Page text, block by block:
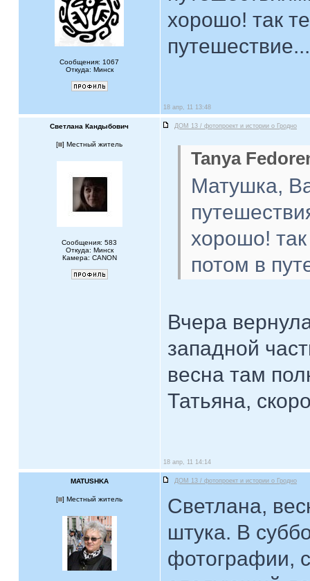
Сообщения: 1067
Откуда: Минск
хорошо! так
18 апр, 11 13:48
Светлана Кандыбович ДОМ 13 / фотопроект и истории о Гродно
[ ] Местный житель
Сообщения: 583
Откуда: Минск
Камера: CANON
Tanya
Матушка,
хорошо! так
потом в
Вчера
западной
весна там
Татьяна,
18 апр, 11 14:14
MATUSHKA ДОМ 13 / фотопроект и истории о Гродно
[ ] Местный житель
Светлана,
штука. В
фотографии,